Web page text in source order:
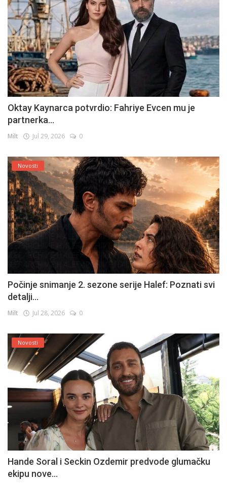
Oktay Kaynarca potvrdio: Fahriye Evcen mu je
partnerka...
Milt Jul 29, 2026 0
Novosti
Počinje snimanje 2. sezone serije Halef: Poznati svi
detalji...
Milt Jul 28, 2026 0
Novosti
Hande Soral i Seckin Ozdemir predvode glumačku
ekipu nove...